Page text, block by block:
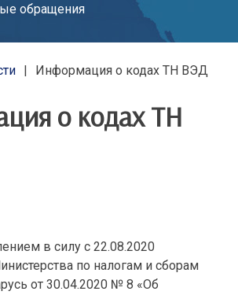
обращения
Информация о кодах ТН ВЭД
о кодах ТН
в силу с 22.08.2020
по налогам и сборам
от 30.04.2020 № 8 «Об